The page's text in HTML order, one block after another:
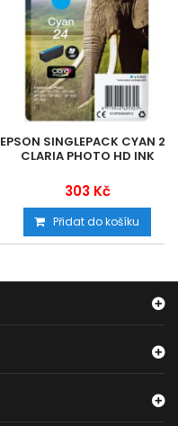
EPSON SINGLEPACK CYAN 24
CLARIA PHOTO HD INK
303 Kč
Přidat do košíku